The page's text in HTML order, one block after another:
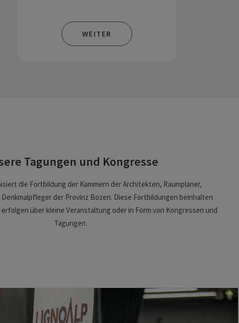
WEITER
Tagungen und Kongresse
die Fortbildung der Kammern der Architekten, Raumplaner,
der Provinz Bozen. Diese Fortbildungen beinhalten
über kleine Veranstaltung oder in Form von Kongressen und
Tagungen.